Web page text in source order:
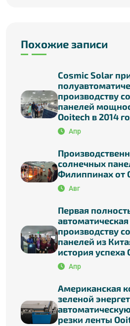
Похожие записи
Cosmic Solar
производству
панелей
Ooitech в 2014
Апр
солнечных
Филиппинах от
Авг
Первая
производству
панелей из
история успеха
Апр
Американская
зеленой
резки ленты